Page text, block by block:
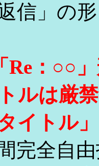
信」の
Re：○○
ルは厳
イトル
完全自